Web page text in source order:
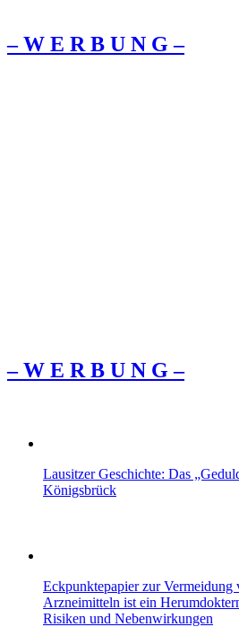
– W Ε R Β U Ν G –
– W Ε R Β U Ν G –
Lausitzer Geschichte: Das
Königsbrück
Eckpunktepapier zur Vermeidung
Arzneimitteln ist ein
Risiken und Nebenwirkungen